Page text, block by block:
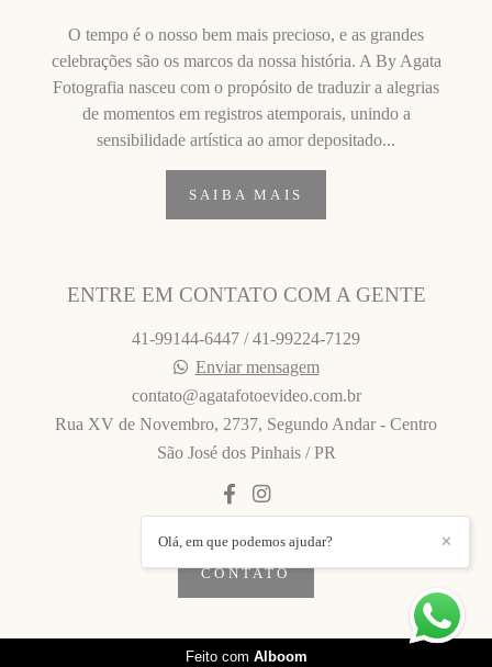
O tempo é o nosso bem mais precioso, e as grandes
celebrações são os marcos da nossa história. A By Agata
Fotografia nasceu com o propósito de traduzir a alegrias
de momentos em registros atemporais, unindo a
sensibilidade artística ao amor depositado...
SAIBA MAIS
ENTRE EM CONTATO COM A GENTE
41-99144-6447 / 41-99224-7129
Enviar mensagem
contato@agatafotoevideo.com.br
Rua XV de Novembro, 2737, Segundo Andar - Centro
São José dos Pinhais / PR
CONTATO
✕
Olá, em que podemos ajudar?
Feito com Alboom